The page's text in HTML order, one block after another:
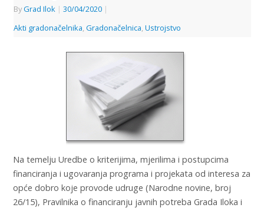
ByGrad Ilok | 30/04/2020 |
Akti gradonačelnika, Gradonačelnica, Ustrojstvo
Na temelju Uredbe o kriterijima, mjerilima i postupcima
financiranja i ugovaranja programa i projekata od interesa za
opće dobro koje provode udruge (Narodne novine, broj
26/15), Pravilnika o financiranju javnih potreba Grada Iloka i